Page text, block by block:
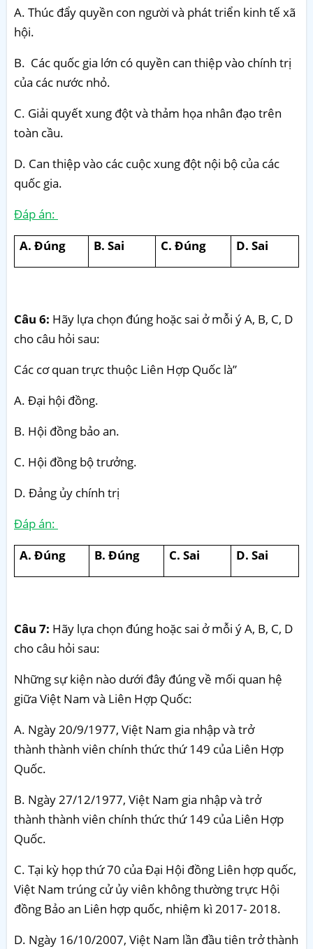
A. Thúc đẩy quyền con người và phát triển kinh tế xã
hội.
B. Các quốc gia lớn có quyền can thiệp vào chính trị
của các nước nhỏ.
C. Giải quyết xung đột và thảm họa nhân đạo trên
toàn cầu.
D. Can thiệp vào các cuộc xung đột nội bộ của các
quốc gia.
Đáp án:
A. Đúng
B. Sai C. Đúng D. Sai
Câu 6: Hãy lựa chọn đúng hoặc sai ở mỗi ý A, B, C, D
cho câu hỏi sau:
Các cơ quan trực thuộc Liên Hợp Quốc là”
A. Đại hội đồng.
B. Hội đồng bảo an.
C. Hội đồng bộ trưởng.
D. Đảng ủy chính trị
Đáp án:
A. Đúng
B. Đúng C. Sai D. Sai
Câu 7: Hãy lựa chọn đúng hoặc sai ở mỗi ý A, B, C, D
cho câu hỏi sau:
Những sự kiện nào dưới đây đúng về mối quan hệ
giữa Việt Nam và Liên Hợp Quốc:
A. Ngày 20/9/1977, Việt Nam gia nhập và trở
thành thành viên chính thức thứ 149 của Liên Hợp
Quốc.
B. Ngày 27/12/1977, Việt Nam gia nhập và trở
thành thành viên chính thức thứ 149 của Liên Hợp
Quốc.
C. Tại kỳ họp thứ 70 của Đại Hội đồng Liên hợp quốc,
Việt Nam trúng cử ủy viên không thường trực Hội
đồng Bảo an Liên hợp quốc, nhiệm kì 2017- 2018.
D. Ngày 16/10/2007, Việt Nam lần đầu tiên trở thành